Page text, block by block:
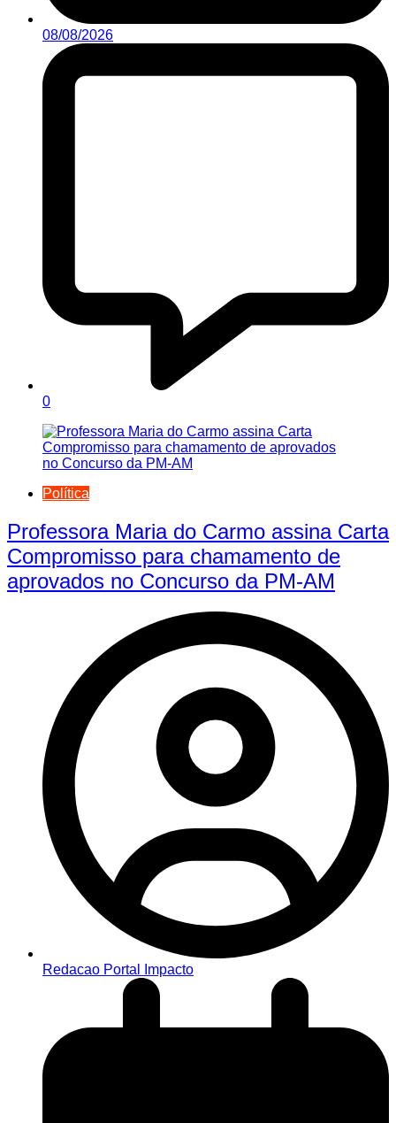
08/08/2026
0
Política
Professora Maria do Carmo assina Carta
Compromisso para chamamento de
aprovados no Concurso da PM-AM
Redacao Portal Impacto